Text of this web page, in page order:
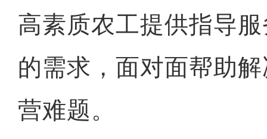
高素质农工提供指导
的需求，面对面帮助
营难题。